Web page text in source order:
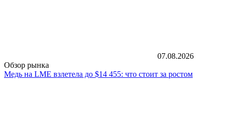
07.08.2026
Обзор рынка
Медь на LME взлетела до $14 455: что стоит за ростом